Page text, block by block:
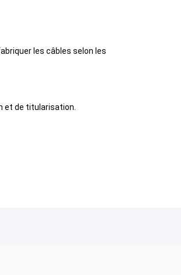
les câbles selon les
et de titularisation.